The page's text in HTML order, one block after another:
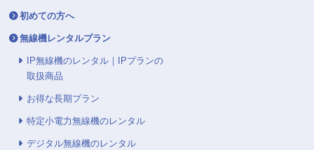
初めての方へ
無線機レンタルプラン
IP無線機のレンタル｜IPプランの
取扱商品
お得な長期プラン
特定小電力無線機のレンタル
デジタル無線機のレンタル